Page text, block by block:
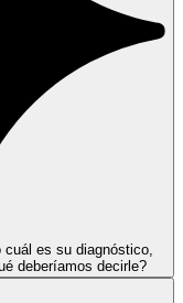
es su diagnóstico,
deberíamos decirle?